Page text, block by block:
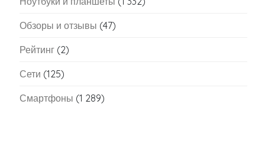
Обзоры и отзывы (47)
Рейтинг (2)
Сети (125)
Смартфоны (1 289)